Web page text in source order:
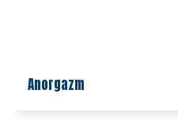
Anorgazm